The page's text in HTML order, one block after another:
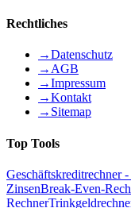
Rechtliches
→Datenschutz
→AGB
→Impressum
→Kontakt
→ Sitemap
Top Tools
Geschäftskreditrechner
ZinsenBreak-Even-
Rechner